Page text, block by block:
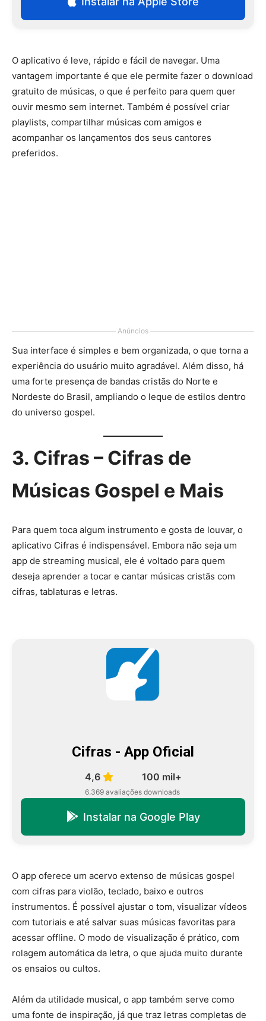
O aplicativo é leve, rápido e fácil de navegar. Uma
vantagem importante é que ele permite fazer o download
gratuito de músicas, o que é perfeito para quem quer
ouvir mesmo sem internet. Também é possível criar
playlists, compartilhar músicas com amigos e
acompanhar os lançamentos dos seus cantores
preferidos.
Anúncios
Sua interface é simples e bem organizada, o que torna a
experiência do usuário muito agradável. Além disso, há
uma forte presença de bandas cristãs do Norte e
Nordeste do Brasil, ampliando o leque de estilos dentro
do universo gospel.
3. Cifras – Cifras de
Músicas Gospel e Mais
Para quem toca algum instrumento e gosta de louvar, o
aplicativo Cifras é indispensável. Embora não seja um
app de streaming musical, ele é voltado para quem
deseja aprender a tocar e cantar músicas cristãs com
cifras, tablaturas e letras.
Cifras - App Oficial
4,6
6.369 avaliações
100 mil+
downloads
Instalar na Google Play
O app oferece um acervo extenso de músicas gospel
com cifras para violão, teclado, baixo e outros
instrumentos. É possível ajustar o tom, visualizar vídeos
com tutoriais e até salvar suas músicas favoritas para
acessar offline. O modo de visualização é prático, com
rolagem automática da letra, o que ajuda muito durante
os ensaios ou cultos.
Além da utilidade musical, o app também serve como
uma fonte de inspiração, já que traz letras completas de